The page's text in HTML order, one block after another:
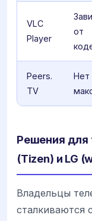
VLC
Player
от
Peers.
TV
Нет
Решения для
(Tizen) и LG
Владельцы
сталкиваются